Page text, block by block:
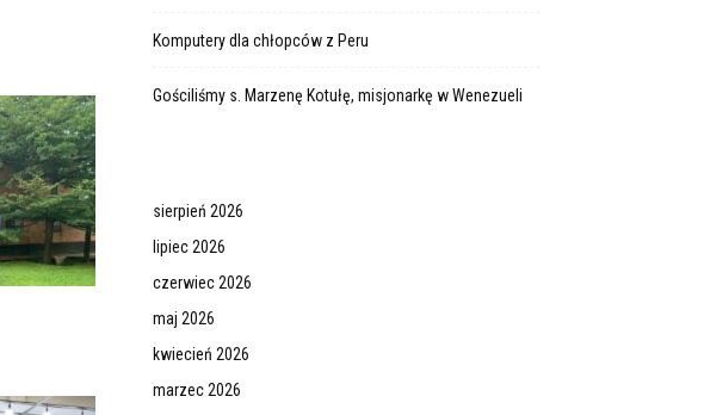
Komputery dla chłopców z Peru
Gościliśmy s. Marzenę Kotułę, misjonarkę w Wenezueli
sierpień 2026
lipiec 2026
czerwiec 2026
maj 2026
kwiecień 2026
marzec 2026